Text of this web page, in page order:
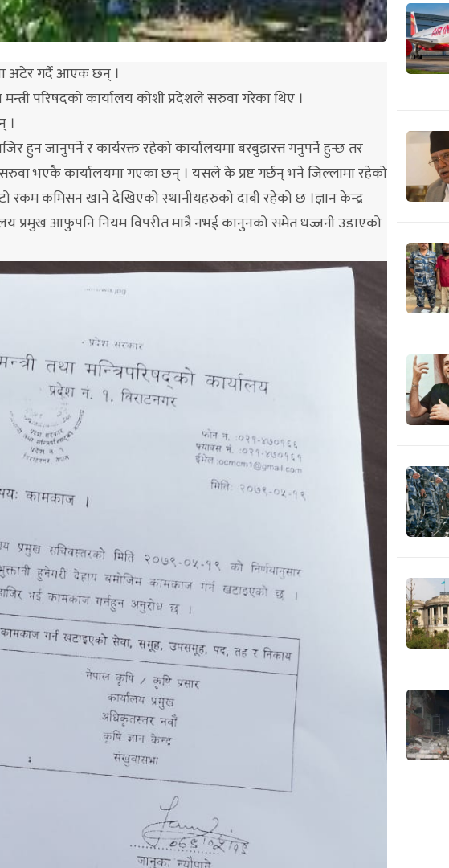
अटेर गर्दै आएक छन् ।
परिषदको कार्यालय कोशी प्रदेशले सरुवा गरेका थिए ।
।
हुन जानुपर्ने र कार्यरक्त रहेको कार्यालयमा बरबुझरत्त गनुपर्ने हुन्छ तर
भएकै कार्यालयमा गएका छन् । यसले के प्रष्ट गर्छन् भने जिल्लामा रहेको
कमिसन खाने देखिएको स्थानीयहरुको दाबी रहेको छ ।ज्ञान केन्द्र
प्रमुख आफुपनि नियम विपरीत मात्रै नभई कानुनको समेत धज्जनी उडाएको